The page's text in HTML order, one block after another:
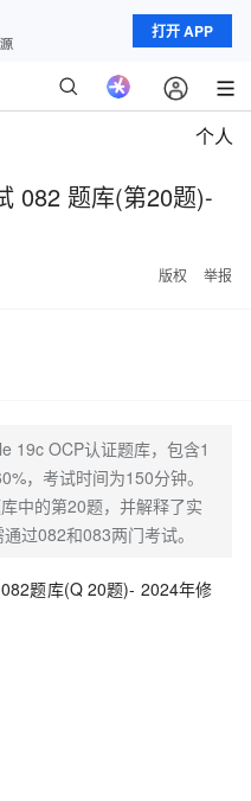
打开 APP
个人
082 题库(第20题)-
版权 举报
19c OCP认证题库，包含1
，考试时间为150分钟。
中的第20题，并解释了实
过082和083两门考试。
题库(Q 20题)- 2024年修